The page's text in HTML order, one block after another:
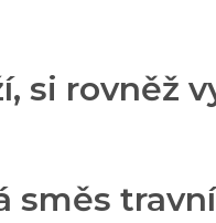
si rovněž